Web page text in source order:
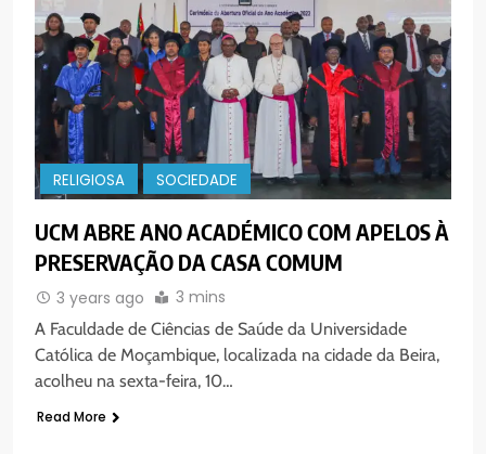
RELIGIOSA SOCIEDADE
UCM ABRE ANO ACADÉMICO COM APELOS À
PRESERVAÇÃO DA CASA COMUM
3 years ago 3 mins
A Faculdade de Ciências de Saúde da Universidade
Católica de Moçambique, localizada na cidade da Beira,
acolheu na sexta-feira, 10…
Read More